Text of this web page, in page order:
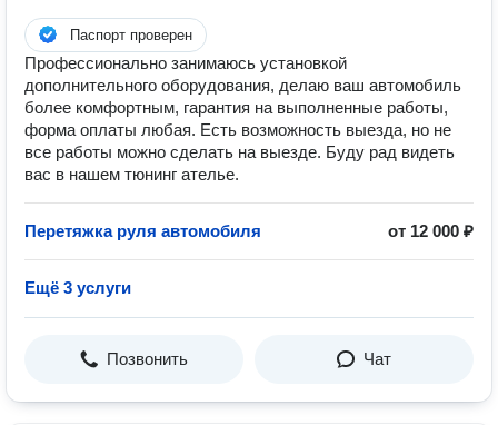
Паспорт проверен
Профессионально занимаюсь установкой
дополнительного оборудования, делаю ваш автомобиль
более комфортным, гарантия на выполненные работы,
форма оплаты любая. Есть возможность выезда, но не
все работы можно сделать на выезде. Буду рад видеть
вас в нашем тюнинг ателье.
Перетяжка руля автомобиля от 12 000 ₽
Ещё 3 услуги
Позвонить Чат